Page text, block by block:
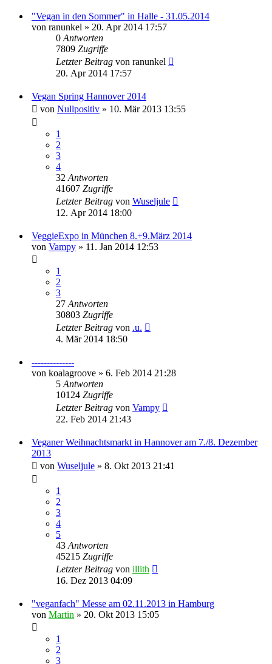
"Vegan in den Sommer" in Halle - 31.05.2014
von ranunkel » 20. Apr 2014 17:57
0 Antworten
7809 Zugriffe
Letzter Beitrag von ranunkel
20. Apr 2014 17:57
Vegan Spring Hannover 2014
von Nullpositiv » 10. Mär 2013 13:55
1
2
3
4
32 Antworten
41607 Zugriffe
Letzter Beitrag von Wuseljule
12. Apr 2014 18:00
VeggieExpo in München 8.+9.März 2014
von Vampy » 11. Jan 2014 12:53
1
2
3
27 Antworten
30803 Zugriffe
Letzter Beitrag von .u.
4. Mär 2014 18:50
--------------
von koalagroove » 6. Feb 2014 21:28
5 Antworten
10124 Zugriffe
Letzter Beitrag von Vampy
22. Feb 2014 21:43
Veganer Weihnachtsmarkt in Hannover am 7./8. Dezember
2013
von Wuseljule » 8. Okt 2013 21:41
1
2
3
4
5
43 Antworten
45215 Zugriffe
Letzter Beitrag von illith
16. Dez 2013 04:09
"veganfach" Messe am 02.11.2013 in Hamburg
von Martin » 20. Okt 2013 15:05
1
2
3